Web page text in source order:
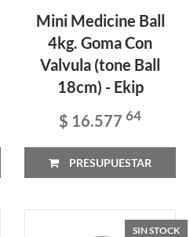
Mini Medicine Ball
4kg. Goma Con
Valvula (tone Ball
18cm) - Ekip
$ 16.57764
PRESUPUESTAR
SIN STOCK